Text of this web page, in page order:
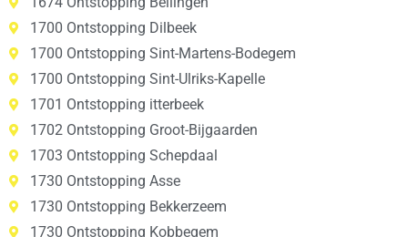
1700 Ontstopping Dilbeek
1700 Ontstopping Sint-Martens-Bodegem
1700 Ontstopping Sint-Ulriks-Kapelle
1701 Ontstopping itterbeek
1702 Ontstopping Groot-Bijgaarden
1703 Ontstopping Schepdaal
1730 Ontstopping Asse
1730 Ontstopping Bekkerzeem
1730 Ontstopping Kobbegem